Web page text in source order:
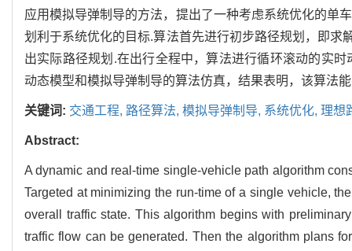
应用模拟导弹制导的方法，提出了一种考虑系统优化的单
划利于系统优化的目标.算法首先进行初步路径规划，即
出实际路径规划.在出行全程中，算法进行循环滚动的实
动态模型和模拟导弹制导的算法仿真，结果表明，该算法
关键词: 交通工程, 路径算法, 模拟导弹制导, 系统优化, 理想
Abstract:
A dynamic and real-time single-vehicle path algorithm
Targeted at minimizing the run-time of a single vehicle,
overall traffic state. This algorithm begins with
traffic flow can be generated. Then the algorithm plans